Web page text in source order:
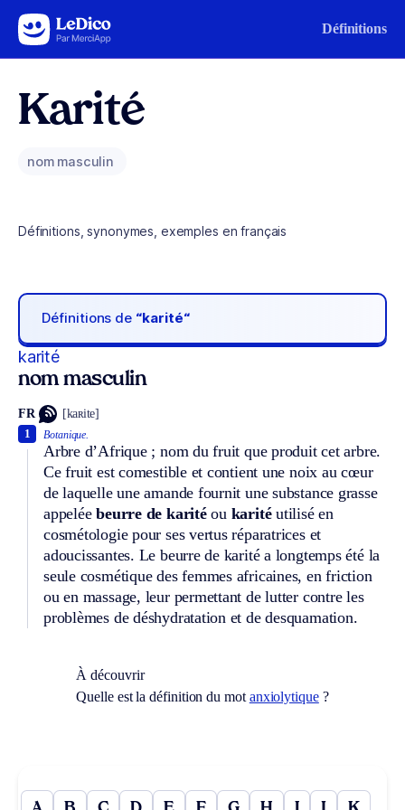
Aller au contenu Définitions
Karité
nom masculin
Définitions, synonymes, exemples en français
Définitions de “karité“
karité
nom masculin
FR [kaʀite]
Botanique.
Arbre d’Afrique ; nom du fruit que produit cet arbre.
Ce fruit est comestible et contient une noix au cœur
de laquelle une amande fournit une substance grasse
appeléebeurre de karitéou karitéutilisé en
cosmétologie pour ses vertus réparatrices et
adoucissantes. Le beurre de karité a longtemps été la
seule cosmétique des femmes africaines, en friction
ou en massage, leur permettant de lutter contre les
problèmes de déshydratation et de desquamation.
1
À découvrir
Quelle est la définition du mot anxiolytique?